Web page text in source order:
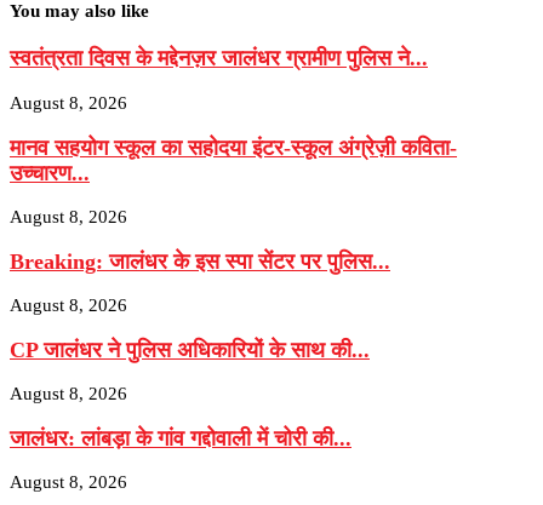
You may also like
स्वतंत्रता दिवस के मद्देनज़र जालंधर ग्रामीण पुलिस ने...
August 8, 2026
मानव सहयोग स्कूल का सहोदया इंटर-स्कूल अंग्रेज़ी कविता-
उच्चारण...
August 8, 2026
Breaking: जालंधर के इस स्पा सेंटर पर पुलिस...
August 8, 2026
CP जालंधर ने पुलिस अधिकारियों के साथ की...
August 8, 2026
जालंधर: लांबड़ा के गांव गद्दोवाली में चोरी की...
August 8, 2026